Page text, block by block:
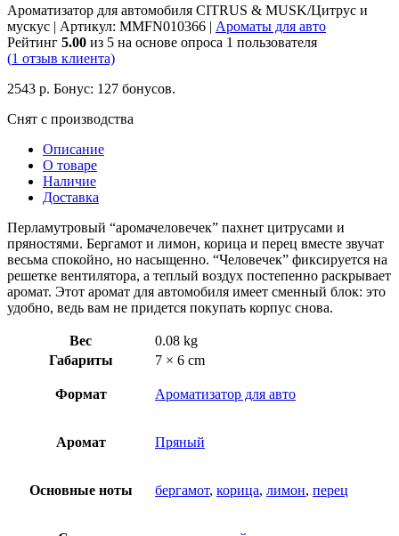
Ароматизатор для автомобиля CITRUS & MUSK/Цитрус и
мускус | Артикул: MMFN010366 | Ароматы для авто
Рейтинг 5.00 из 5 на основе опроса 1 пользователя
(1 отзыв клиента)
2543 р. Бонус: 127 бонусов.
Снят с производства
Описание
О товаре
Наличие
Доставка
Перламутровый “аромачеловечек” пахнет цитрусами и
пряностями. Бергамот и лимон, корица и перец вместе звучат
весьма спокойно, но насыщенно. “Человечек” фиксируется на
решетке вентилятора, а теплый воздух постепенно раскрывает
аромат. Этот аромат для автомобиля имеет сменный блок: это
удобно, ведь вам не придется покупать корпус снова.
Вес
0.08 kg
Габариты
7 × 6 cm
Формат Ароматизатор для авто
Аромат Пряный
Основные ноты бергамот, корица, лимон, перец